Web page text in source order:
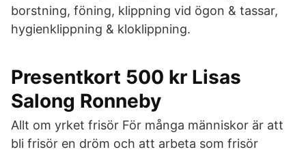
borstning, föning, klippning vid ögon & tassar,
hygienklippning & kloklippning.
Presentkort 500 kr Lisas
Salong Ronneby
Allt om yrket frisör För många människor är att
bli frisör en dröm och att arbeta som frisör